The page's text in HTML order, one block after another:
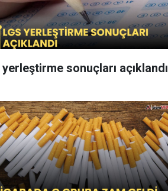
yerleştirme sonuçları açıklandı